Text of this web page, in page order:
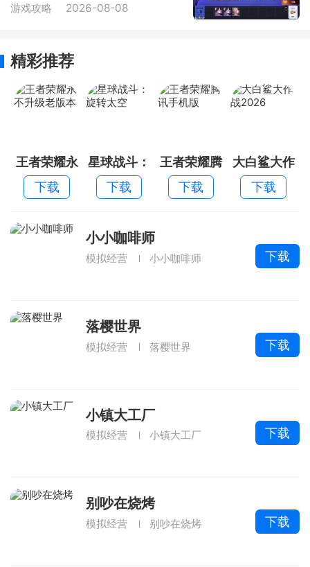
游戏攻略 2026-08-08
精彩推荐
王者荣耀永
不升级老版
本
下载
星球战斗：
旋转太空
下载
王者荣耀腾
讯手机版
下载
大白鲨大作
战2026
下载
小小咖啡师
模拟经营 小小咖啡师 下载
落樱世界
模拟经营 落樱世界 下载
小镇大工厂
模拟经营 小镇大工厂 下载
别吵在烧烤
模拟经营 别吵在烧烤 下载